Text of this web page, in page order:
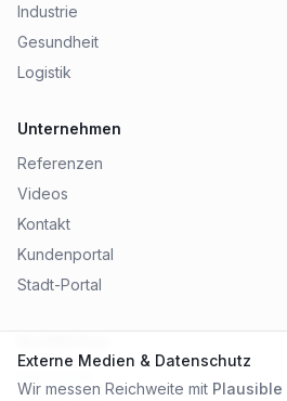
Industrie
Gesundheit
Logistik
Unternehmen
Referenzen
Videos
Kontakt
Kundenportal
Stadt-Portal
Externe Medien & Datenschutz
Wir messen Reichweite mit Plausible